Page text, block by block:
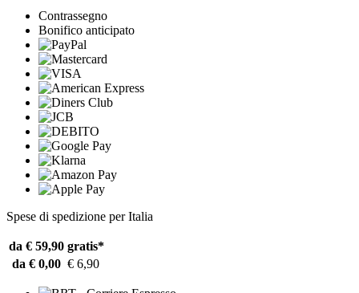
Contrassegno
Bonifico anticipato
Spese di spedizione per Italia
da € 59,90 gratis*
da € 0,00 € 6,90